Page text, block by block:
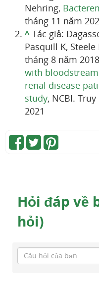
Nehring,
tháng 11 năm
^ Tác giả:
Pasquill K,
tháng 8 năm
with
renal disease
study, NCBI.
2021
Hỏi đáp về
hỏi)